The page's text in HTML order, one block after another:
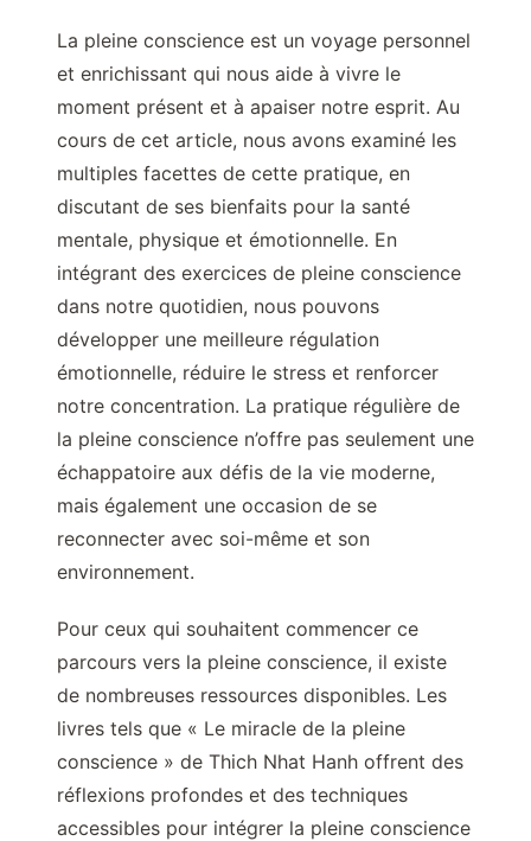
La pleine conscience est un voyage personnel
et enrichissant qui nous aide à vivre le
moment présent et à apaiser notre esprit. Au
cours de cet article, nous avons examiné les
multiples facettes de cette pratique, en
discutant de ses bienfaits pour la santé
mentale, physique et émotionnelle. En
intégrant des exercices de pleine conscience
dans notre quotidien, nous pouvons
développer une meilleure régulation
émotionnelle, réduire le stress et renforcer
notre concentration. La pratique régulière de
la pleine conscience n’offre pas seulement une
échappatoire aux défis de la vie moderne,
mais également une occasion de se
reconnecter avec soi-même et son
environnement.
Pour ceux qui souhaitent commencer ce
parcours vers la pleine conscience, il existe
de nombreuses ressources disponibles. Les
livres tels que « Le miracle de la pleine
conscience » de Thich Nhat Hanh offrent des
réflexions profondes et des techniques
accessibles pour intégrer la pleine conscience